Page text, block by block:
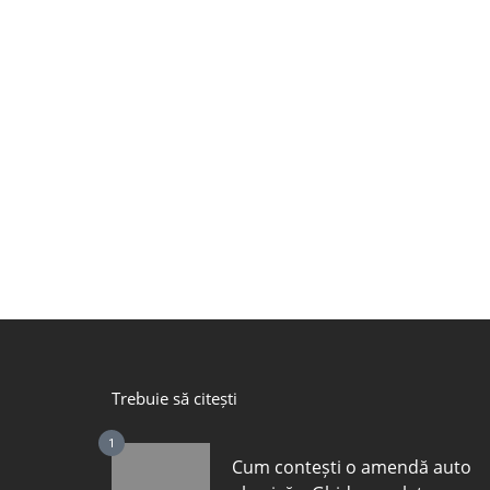
Trebuie să citești
1
Cum contești o amendă auto